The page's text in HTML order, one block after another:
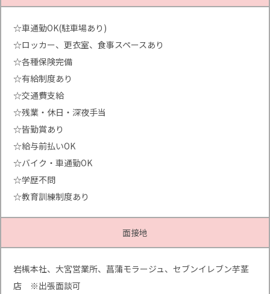
☆車通勤OK(駐車場あり)
☆ロッカー、更衣室、食事スペースあり
☆各種保険完備
☆有給制度あり
☆交通費支給
☆残業・休日・深夜手当
☆皆勤賞あり
☆給与前払いOK
☆バイク・車通勤OK
☆学歴不問
☆教育訓練制度あり
面接地
岩槻本社、大宮営業所、菖蒲モラージュ、セブンイレブン芋茎
店 ※出張面談可